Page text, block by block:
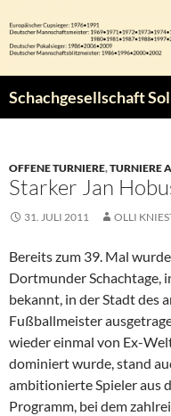
Inhalt
springen
Schachgesellschaft
OFFENE TURNIERE,TURNIERE
Starker Jan
31. JULI 2011 OLLI
Bereits zum 39. Mal
Dortmunder Schachtage,
bekannt, in der Stadt des
Fußballmeister
wieder einmal von Ex-
dominiert wurde, stand
ambitionierte Spieler aus
Programm, bei dem